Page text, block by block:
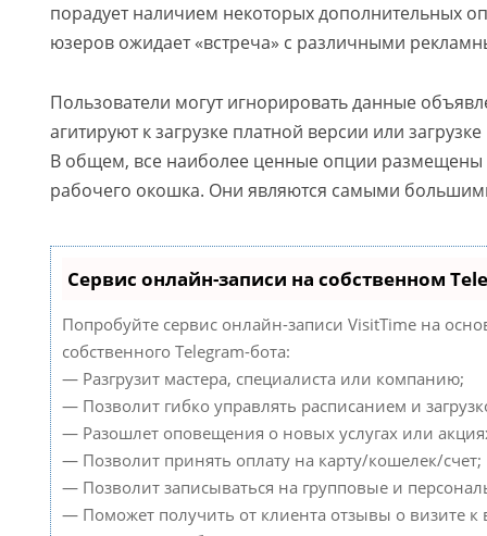
порадует наличием некоторых дополнительных
юзеров ожидает «встреча» с различными
Пользователи могут игнорировать данные
агитируют к загрузке платной версии или
В общем, все наиболее ценные опции размещены
рабочего окошка. Они являются самыми
Сервис онлайн-записи на собственном
Попробуйте сервис онлайн-записи VisitTime на
собственного Telegram-бота:
— Разгрузит мастера, специалиста или компанию;
— Позволит гибко управлять расписанием и
— Разошлет оповещения о новых услугах или
— Позволит принять оплату на карту/кошелек/счет;
— Позволит записываться на групповые и
— Поможет получить от клиента отзывы о визите к